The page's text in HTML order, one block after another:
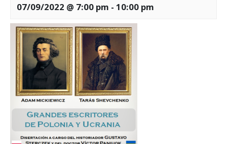
07/09/2022 @ 7:00 pm - 10:00 pm